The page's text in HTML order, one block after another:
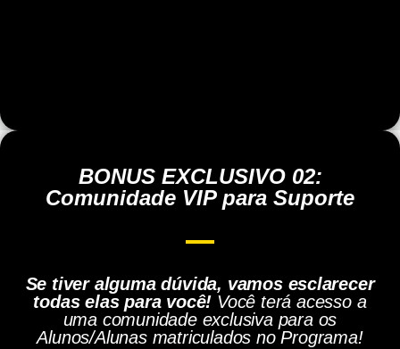
BONUS EXCLUSIVO 02:
Comunidade VIP para Suporte
Se tiver alguma dúvida, vamos esclarecer
todas elas para você! Você terá acesso a
uma comunidade exclusiva para os
Alunos/Alunas matriculados no Programa!